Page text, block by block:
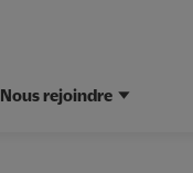
Nous rejoindre